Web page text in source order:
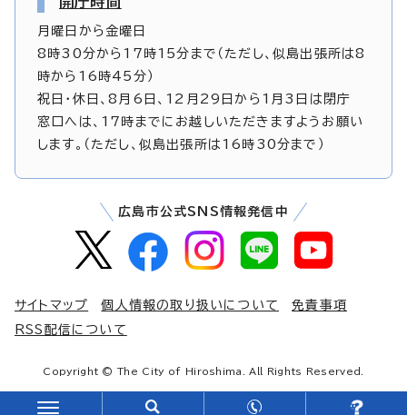
月曜日から金曜日
8時30分から17時15分まで（ただし、似島出張所は8
時から16時45分）
祝日・休日、8月6日、12月29日から1月3日は閉庁
窓口へは、17時までにお越しいただきますようお願い
します。（ただし、似島出張所は16時30分まで）
広島市公式SNS情報発信中
サイトマップ 個人情報の取り扱いについて
免責事項
RSS配信について
Copyright © The City of Hiroshima. All Rights Reserved.